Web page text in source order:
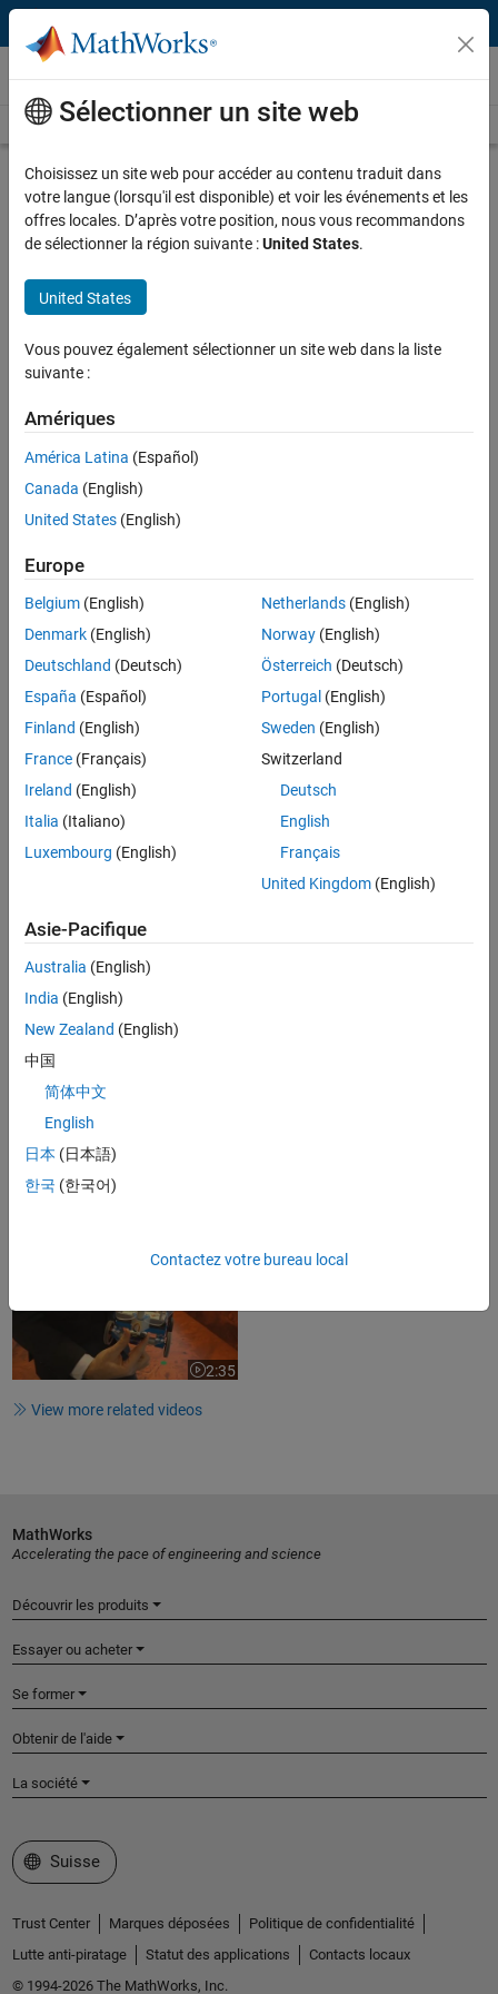
Passer au contenu
Vidéos
Videos Home Search
Play
Description
Soft Actor-Critic Control of Robot
Published: 1 Dec 2023
Full Transcript
Feedback
UP NEXT:
Video length is 7:01
Inverted Pendulum Control with
SimMechanics and QUARC
RELATED VIDEOS:
A MATLAB Robot Control Interface
for Education and Research
2:35
Video length is 2:35
Presentation of the Rover Robot |
View more related videos
Sélectionner un site web
Choisissez un site web pour accéder au contenu traduit dans
votre langue (lorsqu'il est disponible) et voir les événements et les
offres locales. D’après votre position, nous vous recommandons
de sélectionner la région suivante :United States.
United States
Vous pouvez également sélectionner un site web dans la liste
suivante :
Amériques
América Latina (Español)
Canada (English)
United States (English)
Europe
Belgium (English)
Denmark (English)
Deutschland (Deutsch)
España (Español)
Finland (English)
France (Français)
Ireland (English)
Italia (Italiano)
Luxembourg (English)
Netherlands(English)
Norway(English)
Österreich (Deutsch)
Portugal (English)
Sweden (English)
Switzerland
Deutsch
English
Français
United Kingdom(English)
Asie-Pacifique
Australia (English)
India (English)
New Zealand (English)
中国
简体中文
English
日本 (日本語)
한국 (한국어)
Contactez votre bureau local
MathWorks
Accelerating the pace of engineering and science
Découvrir les produits
Essayer ou acheter
Se former
Obtenir de l'aide
La société
Sélectionner un site web
Suisse
Trust Center Marques déposées
Politique de confidentialité
Lutte anti-piratage
Statut des applications
Contacts locaux
© 1994-2026 The MathWorks, Inc.